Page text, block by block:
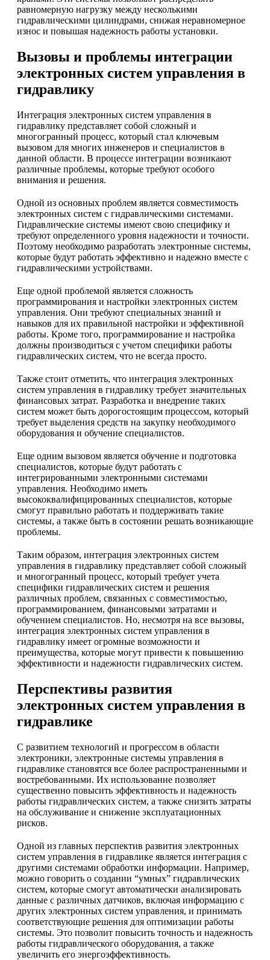
равномерную нагрузку между несколькими
гидравлическими цилиндрами, снижая неравномерное
износ и повышая надежность работы установки.
Вызовы и проблемы интеграции
электронных систем управления в
гидравлику
Интеграция электронных систем управления в
гидравлику представляет собой сложный и
многогранный процесс, который стал ключевым
вызовом для многих инженеров и специалистов в
данной области. В процессе интеграции возникают
различные проблемы, которые требуют особого
внимания и решения.
Одной из основных проблем является совместимость
электронных систем с гидравлическими системами.
Гидравлические системы имеют свою специфику и
требуют определенного уровня надежности и точности.
Поэтому необходимо разработать электронные системы,
которые будут работать эффективно и надежно вместе с
гидравлическими устройствами.
Еще одной проблемой является сложность
программирования и настройки электронных систем
управления. Они требуют специальных знаний и
навыков для их правильной настройки и эффективной
работы. Кроме того, программирование и настройка
должны производиться с учетом специфики работы
гидравлических систем, что не всегда просто.
Также стоит отметить, что интеграция электронных
систем управления в гидравлику требует значительных
финансовых затрат. Разработка и внедрение таких
систем может быть дорогостоящим процессом, который
требует выделения средств на закупку необходимого
оборудования и обучение специалистов.
Еще одним вызовом является обучение и подготовка
специалистов, которые будут работать с
интегрированными электронными системами
управления. Необходимо иметь
высококвалифицированных специалистов, которые
смогут правильно работать и поддерживать такие
системы, а также быть в состоянии решать возникающие
проблемы.
Таким образом, интеграция электронных систем
управления в гидравлику представляет собой сложный
и многогранный процесс, который требует учета
специфики гидравлических систем и решения
различных проблем, связанных с совместимостью,
программированием, финансовыми затратами и
обучением специалистов. Но, несмотря на все вызовы,
интеграция электронных систем управления в
гидравлику имеет огромные возможности и
преимущества, которые могут привести к повышению
эффективности и надежности гидравлических систем.
Перспективы развития
электронных систем управления в
гидравлике
С развитием технологий и прогрессом в области
электроники, электронные системы управления в
гидравлике становятся все более распространенными и
востребованными. Их использование позволяет
существенно повысить эффективность и надежность
работы гидравлических систем, а также снизить затраты
на обслуживание и снижение эксплуатационных
рисков.
Одной из главных перспектив развития электронных
систем управления в гидравлике является интеграция с
другими системами обработки информации. Например,
можно говорить о создании “умных” гидравлических
систем, которые смогут автоматически анализировать
данные с различных датчиков, включая информацию с
других электронных систем управления, и принимать
соответствующие решения для оптимизации работы
системы. Это позволит повысить точность и надежность
работы гидравлического оборудования, а также
увеличить его энергоэффективность.